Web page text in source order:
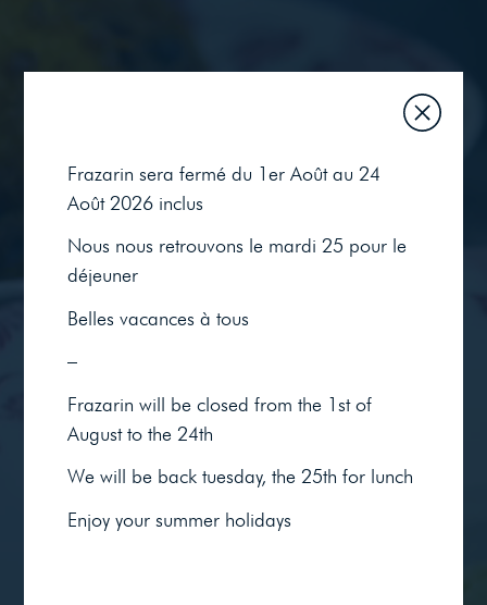
LE BISTROT
RÉSERVATION
Frazarin sera fermé du 1er Août au 24
Août 2026 inclus
Nous nous retrouvons le mardi 25 pour le
déjeuner
Belles vacances à tous
–
Frazarin will be closed from the 1st of
August to the 24th
We will be back tuesday, the 25th for lunch
Enjoy your summer holidays